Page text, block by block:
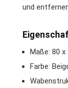
und
Maße: 80 x
Farbe: